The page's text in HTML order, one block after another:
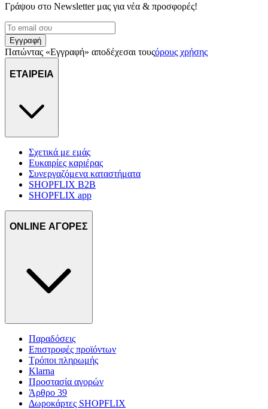
μας και την ανάπτυξη προϊόντων. Επίσης, κοινοποιούμε
τοποθεσίας μας στους συνεργάτες μέσων κοινωνικής
δικτύωσης, διαφημίσεων και ανάλυσης.
Γράψου στο Νewsletter μας για νέα & προσφορές!
Εγγραφή
Πατώντας «Εγγραφή» αποδέχεσαι τουςόρους χρήσης
ΕΤΑΙΡΕΙΑ
Σχετικά με εμάς
Ευκαιρίες καριέρας
Συνεργαζόμενα καταστήματα
SHOPFLIX B2B
SHOPFLIX app
ONLINE ΑΓΟΡΕΣ
Παραδόσεις
Επιστροφές προϊόντων
Τρόποι πληρωμής
Klarna
Προστασία αγορών
Άρθρο 39
Δωροκάρτες SHOPFLIX